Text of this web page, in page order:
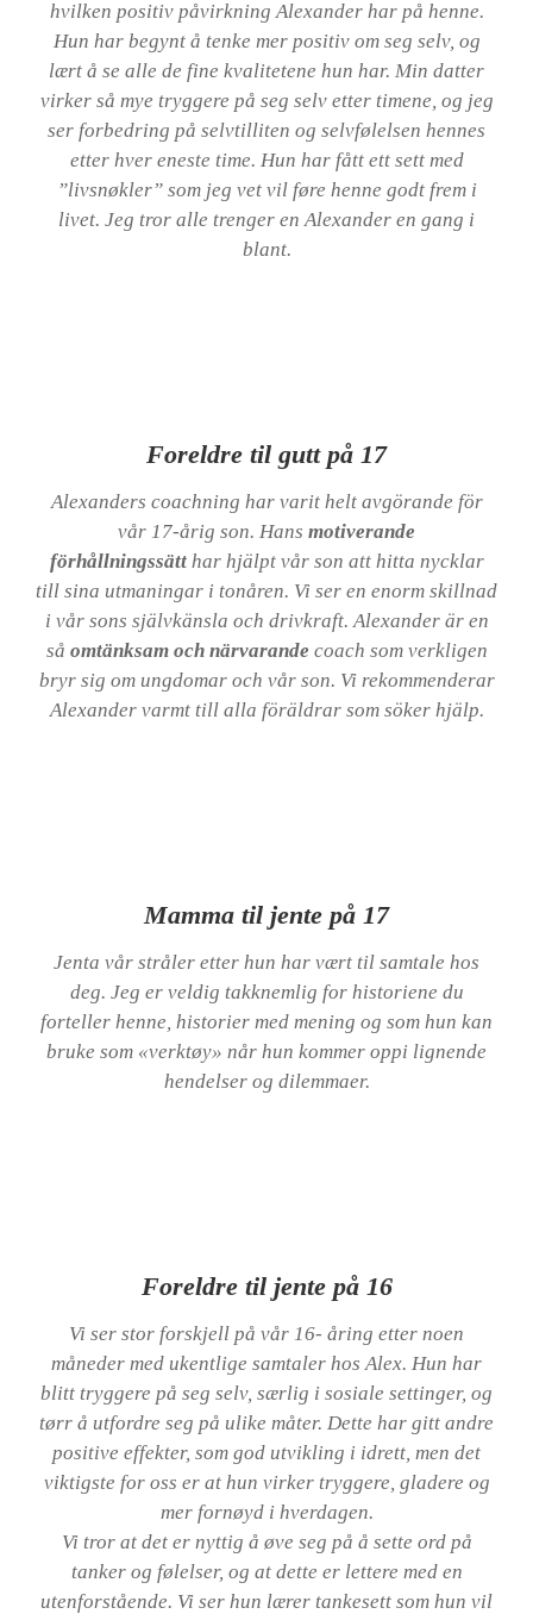
hvilken positiv påvirkning Alexander har på henne.
Hun har begynt å tenke mer positiv om seg selv, og
lært å se alle de fine kvalitetene hun har. Min datter
virker så mye tryggere på seg selv etter timene, og jeg
ser forbedring på selvtilliten og selvfølelsen hennes
etter hver eneste time. Hun har fått ett sett med
”livsnøkler” som jeg vet vil føre henne godt frem i
livet. Jeg tror alle trenger en Alexander en gang i
blant.
Foreldre til gutt på 17
Alexanders coachning har varit helt avgörande för
vår 17-årig son. Hans motiverande
förhållningssätthar hjälpt vår son att hitta nycklar
till sina utmaningar i tonåren. Vi ser en enorm skillnad
i vår sons självkänsla och drivkraft. Alexander är en
så omtänksam och närvarande coach som verkligen
bryr sig om ungdomar och vår son. Vi rekommenderar
Alexander varmt till alla föräldrar som söker hjälp.
Mamma til jente på 17
Jenta vår stråler etter hun har vært til samtale hos
deg. Jeg er veldig takknemlig for historiene du
forteller henne, historier med mening og som hun kan
bruke som «verktøy» når hun kommer oppi lignende
hendelser og dilemmaer.
Foreldre til jente på 16
Vi ser stor forskjell på vår 16- åring etter noen
måneder med ukentlige samtaler hos Alex. Hun har
blitt tryggere på seg selv, særlig i sosiale settinger, og
tørr å utfordre seg på ulike måter. Dette har gitt andre
positive effekter, som god utvikling i idrett, men det
viktigste for oss er at hun virker tryggere, gladere og
mer fornøyd i hverdagen.
Vi tror at det er nyttig å øve seg på å sette ord på
tanker og følelser, og at dette er lettere med en
utenforstående. Vi ser hun lærer tankesett som hun vil